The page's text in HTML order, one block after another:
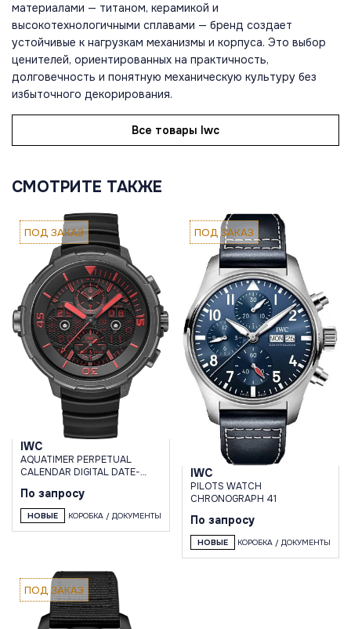
материалами — титаном, керамикой и
высокотехнологичными сплавами — бренд создает
устойчивые к нагрузкам механизмы и корпуса. Это выбор
ценителей, ориентированных на практичность,
долговечность и понятную механическую культуру без
избыточного декорирования.
Все товары Iwc
СМОТРИТЕ ТАКЖЕ
ПОД ЗАКАЗ
IWC
AQUATIMER PERPETUAL
CALENDAR DIGITAL DATE-
По запросу
НОВЫЕ КОРОБКА / ДОКУМЕНТЫ
ПОД ЗАКАЗ
IWC
PILOTS WATCH
CHRONOGRAPH 41
По запросу
НОВЫЕ КОРОБКА / ДОКУМЕНТЫ
ПОД ЗАКАЗ